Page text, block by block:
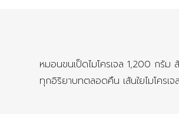
หมอนขนเป็ดไมโครเจล 1,200 กรั
ทุกอิริยาบทตลอดคืน เส้นใยไมโครเ